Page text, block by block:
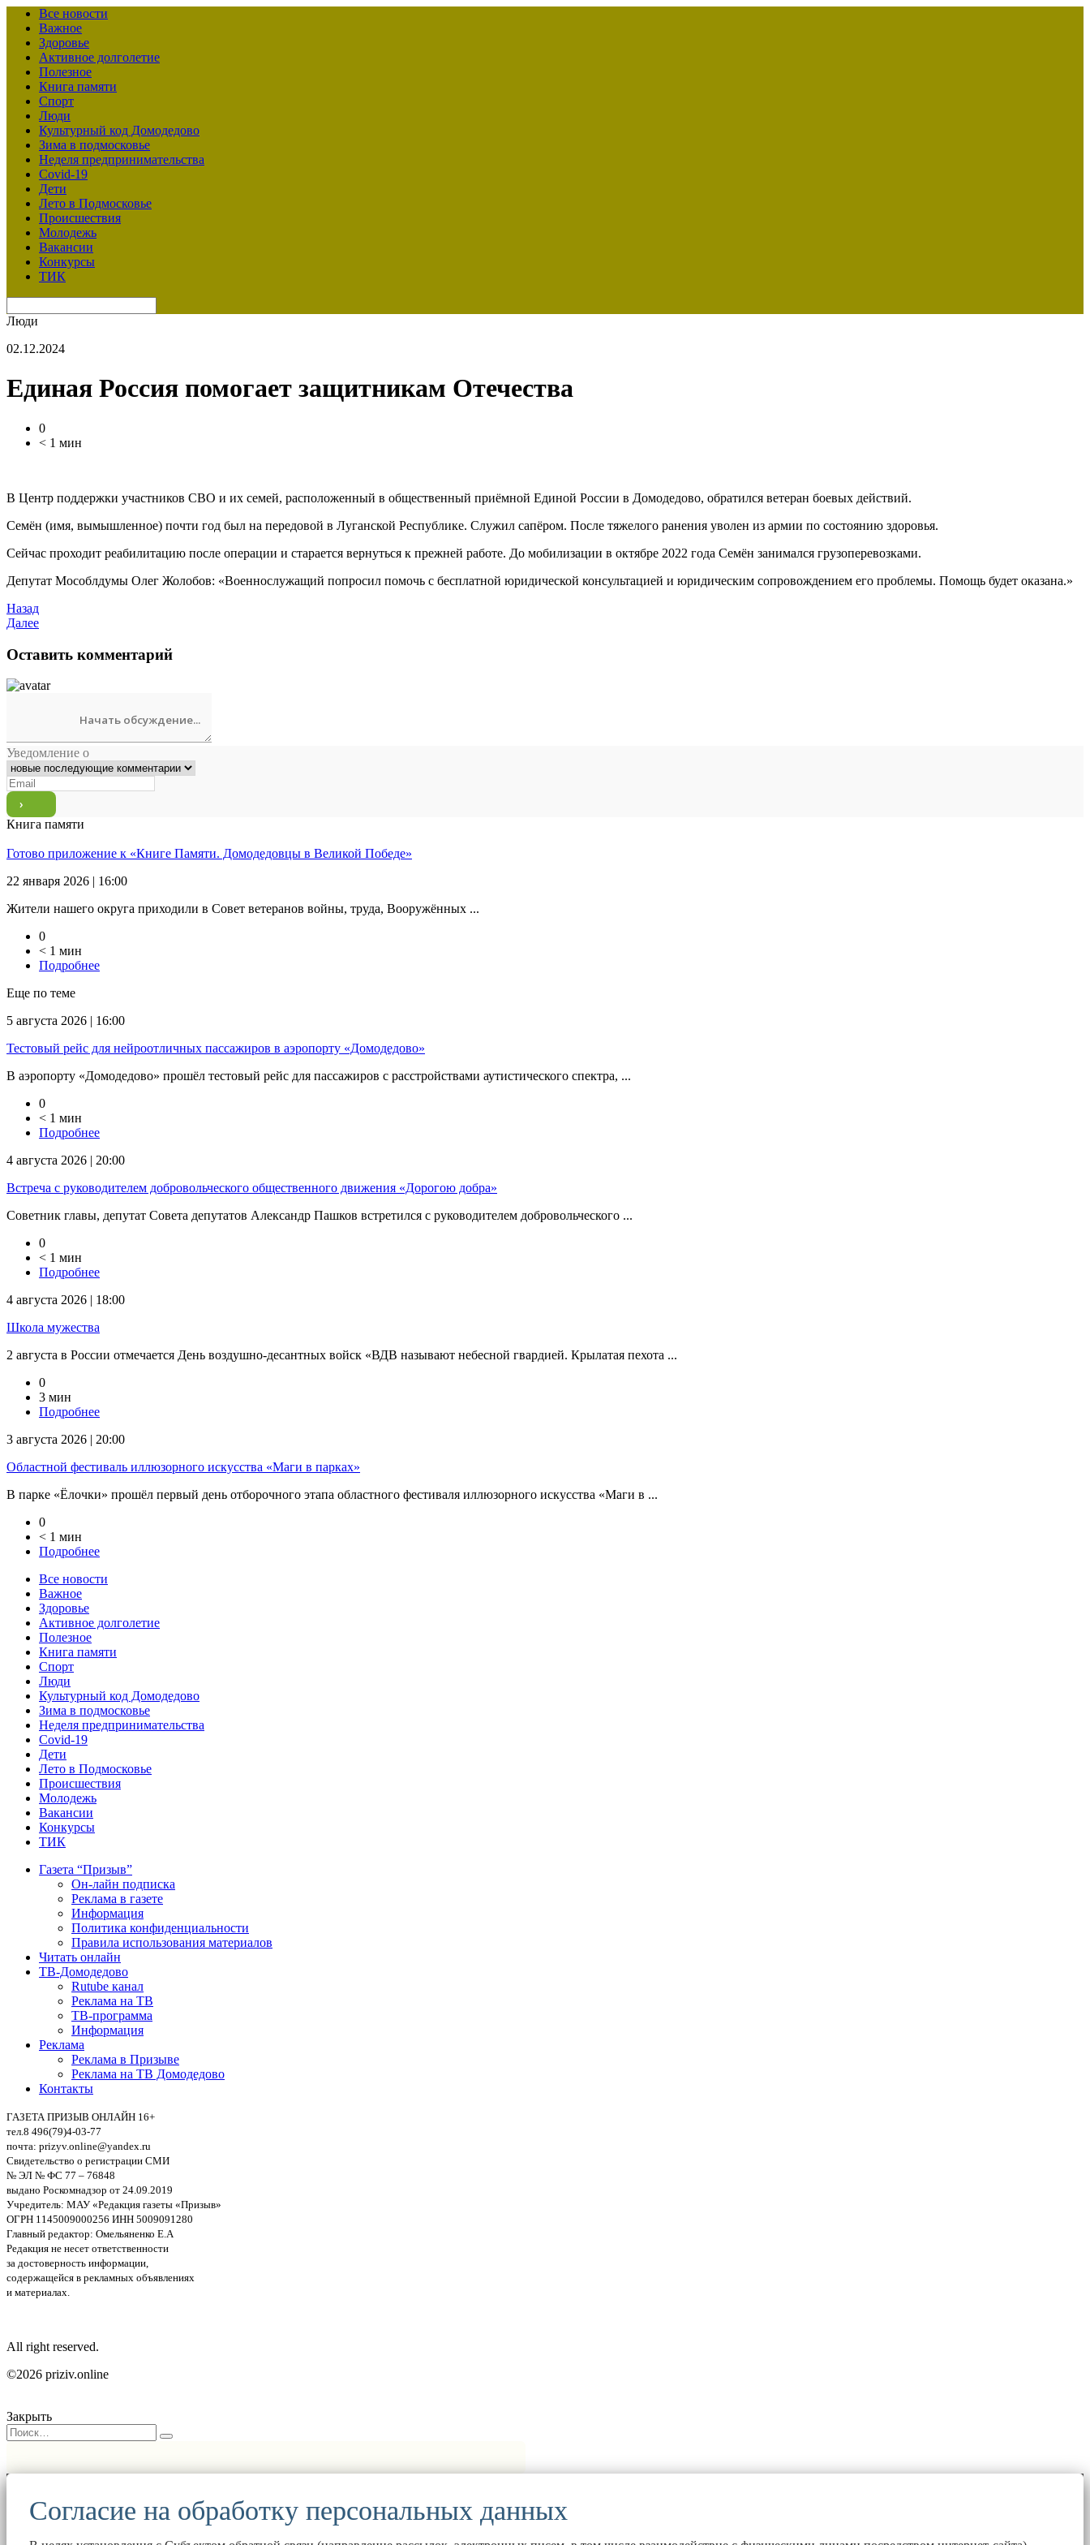
Все новости
Важное
Здоровье
Активное долголетие
Полезное
Книга памяти
Спорт
Люди
Культурный код Домодедово
Зима в подмосковье
Неделя предпринимательства
Covid-19
Дети
Лето в Подмосковье
Происшествия
Молодежь
Вакансии
Конкурсы
ТИК
Люди
02.12.2024
Единая Россия помогает защитникам Отечества
0
< 1 мин
В Центр поддержки участников СВО и их семей, расположенный в общественный приёмной Единой России в Домодедово, обратился ветеран боевых действий.
Семён (имя, вымышленное) почти год был на передовой в Луганской Республике. Служил сапёром. После тяжелого ранения уволен из армии по состоянию здоровья.
Сейчас проходит реабилитацию после операции и старается вернуться к прежней работе. До мобилизации в октябре 2022 года Семён занимался грузоперевозками.
Депутат Мособлдумы Олег Жолобов: «Военнослужащий попросил помочь с бесплатной юридической консультацией и юридическим сопровождением его проблемы. Помощь будет оказана.»
Назад
Далее
Оставить комментарий
Уведомление о
Книга памяти
Готово приложение к «Книге Памяти. Домодедовцы в Великой Победе»
22 января 2026 | 16:00
Жители нашего округа приходили в Совет ветеранов войны, труда, Вооружённых ...
0
< 1 мин
Подробнее
Еще по теме
5 августа 2026 | 16:00
Тестовый рейс для нейроотличных пассажиров в аэропорту «Домодедово»
В аэропорту «Домодедово» прошёл тестовый рейс для пассажиров с расстройствами аутистического спектра, ...
0
< 1 мин
Подробнее
4 августа 2026 | 20:00
Встреча с руководителем добровольческого общественного движения «Дорогою добра»
Советник главы, депутат Совета депутатов Александр Пашков встретился с руководителем добровольческого ...
0
< 1 мин
Подробнее
4 августа 2026 | 18:00
Школа мужества
2 августа в России отмечается День воздушно-десантных войск «ВДВ называют небесной гвардией. Крылатая пехота ...
0
3 мин
Подробнее
3 августа 2026 | 20:00
Областной фестиваль иллюзорного искусства «Маги в парках»
В парке «Ёлочки» прошёл первый день отборочного этапа областного фестиваля иллюзорного искусства «Маги в ...
0
< 1 мин
Подробнее
Все новости
Важное
Здоровье
Активное долголетие
Полезное
Книга памяти
Спорт
Люди
Культурный код Домодедово
Зима в подмосковье
Неделя предпринимательства
Covid-19
Дети
Лето в Подмосковье
Происшествия
Молодежь
Вакансии
Конкурсы
ТИК
Газета “Призыв”
Он-лайн подписка
Реклама в газете
Информация
Политика конфиденциальности
Правила использования материалов
Читать онлайн
ТВ-Домодедово
Rutube канал
Реклама на ТВ
ТВ-программа
Информация
Реклама
Реклама в Призыве
Реклама на ТВ Домодедово
Контакты
ГАЗЕТА ПРИЗЫВ ОНЛАЙН 16+
тел.8 496(79)4-03-77
почта: prizyv.online@yandex.ru
Свидетельство о регистрации СМИ
№ ЭЛ № ФС 77 – 76848
выдано Роскомнадзор от 24.09.2019
Учредитель: МАУ «Редакция газеты «Призыв»
ОГРН 1145009000256 ИНН 5009091280
Главный редактор: Омельяненко Е.А
Редакция не несет ответственности
за достоверность информации,
содержащейся в рекламных объявлениях
и материалах.
All right reserved.
©2026 priziv.online
Закрыть
Согласие на обработку персональных данных